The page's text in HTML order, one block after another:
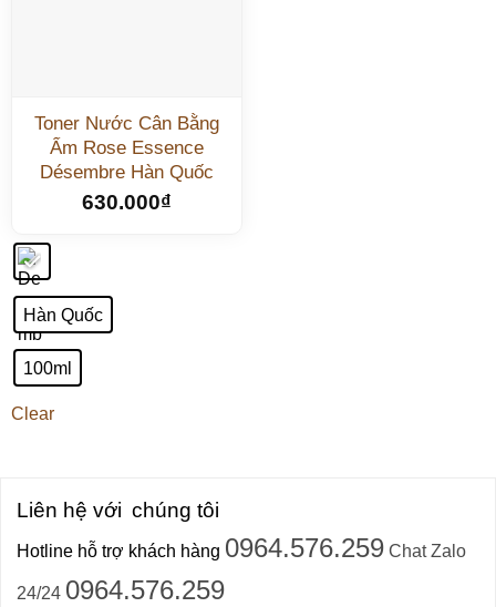
Toner Nước Cân Bằng
Ẩm Rose Essence
Désembre Hàn Quốc
630.000₫
Hàn Quốc
100ml
Clear
Liên hệ với chúng tôi
Hotline hỗ trợ khách hàng 0964.576.259Chat Zalo
24/24 0964.576.259